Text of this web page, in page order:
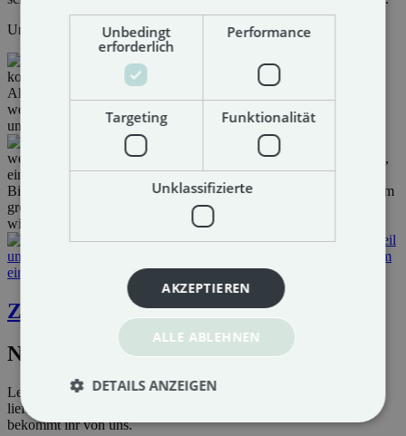
Uns bleibt nur noch zu sagen: Looking forward to future projects.
Zurück
Newsletter
Let’s stay connected! Projekte, die überzeugen. Leistungen, die
liefern. Und Themen, die wirklich etwas mit dir zu tun haben
bekommt ihr von uns.
Unbedingt
erforderlich
Performance
Targeting Funktionalität
Unklassifizierte
AKZEPTIEREN
ALLE ABLEHNEN
DETAILS ANZEIGEN